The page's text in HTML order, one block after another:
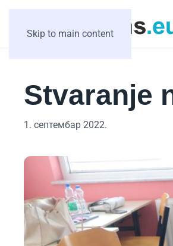
Skip to main content
Stvaranje
1. септембар 2022.